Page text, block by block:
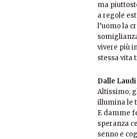
ma
a regole
l’uomo la
vivere più
stessa vita
Dalle
Altissimo,
illumina le
E damme
speranza
senno e